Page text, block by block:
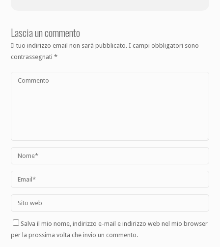
Lascia un commento
Il tuo indirizzo email non sarà pubblicato. I campi obbligatori sono
contrassegnati*
Salva il mio nome, indirizzo e-mail e indirizzo web nel mio browser
per la prossima volta che invio un commento.